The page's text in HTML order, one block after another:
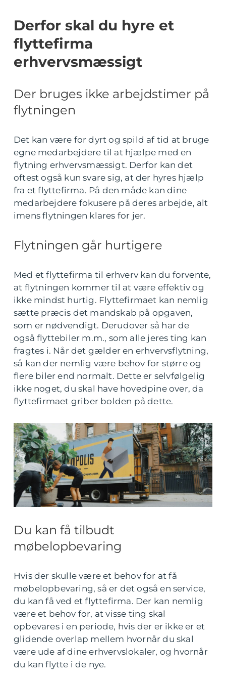
Derfor skal du hyre et
flyttefirma
erhvervsmæssigt
Der bruges ikke arbejdstimer på
flytningen
Det kan være for dyrt og spild af tid at bruge
egne medarbejdere til at hjælpe med en
flytning erhvervsmæssigt. Derfor kan det
oftest også kun svare sig, at der hyres hjælp
fra et flyttefirma. På den måde kan dine
medarbejdere fokusere på deres arbejde, alt
imens flytningen klares for jer.
Flytningen går hurtigere
Med et flyttefirma til erhverv kan du forvente,
at flytningen kommer til at være effektiv og
ikke mindst hurtig. Flyttefirmaet kan nemlig
sætte præcis det mandskab på opgaven,
som er nødvendigt. Derudover så har de
også flyttebiler m.m., som alle jeres ting kan
fragtes i. Når det gælder en erhvervsflytning,
så kan der nemlig være behov for større og
flere biler end normalt. Dette er selvfølgelig
ikke noget, du skal have hovedpine over, da
flyttefirmaet griber bolden på dette.
Du kan få tilbudt
møbelopbevaring
Hvis der skulle være et behov for at få
møbelopbevaring, så er det også en service,
du kan få ved et flyttefirma. Der kan nemlig
være et behov for, at visse ting skal
opbevares i en periode, hvis der er ikke er et
glidende overlap mellem hvornår du skal
være ude af dine erhvervslokaler, og hvornår
du kan flytte i de nye.